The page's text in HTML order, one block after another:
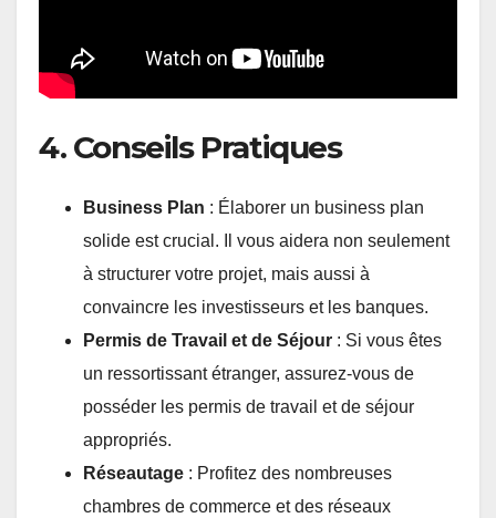
4. Conseils Pratiques
Business Plan : Élaborer un business plan
solide est crucial. Il vous aidera non seulement
à structurer votre projet, mais aussi à
convaincre les investisseurs et les banques.
Permis de Travail et de Séjour : Si vous êtes
un ressortissant étranger, assurez-vous de
posséder les permis de travail et de séjour
appropriés.
Réseautage : Profitez des nombreuses
chambres de commerce et des réseaux